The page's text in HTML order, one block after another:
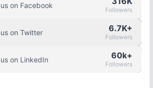
on Facebook
Followers
on Twitter 6.7K+
Followers
on LinkedIn 60k+
Followers